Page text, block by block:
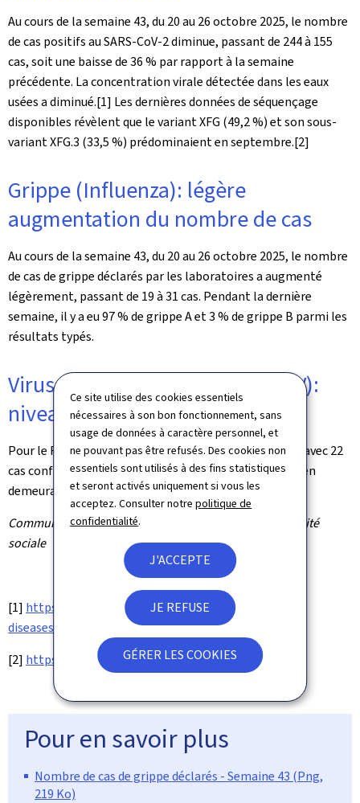
Ce site utilise des cookies essentiels
nécessaires à son bon fonctionnement, sans
usage de données à caractère personnel, et
ne pouvant pas être refusés. Des cookies non
essentiels sont utilisés à des fins statistiques
et seront activés uniquement si vous les
acceptez. Consulter notrepolitique de
confidentialité.
J'ACCEPTE
JE REFUSE
GÉRER LES COOKIES
Au cours de la semaine 43, du 20 au 26 octobre 2025, le nombre
de cas positifs au SARS-CoV-2 diminue, passant de 244 à 155
cas, soit une baisse de 36 % par rapport à la semaine
précédente. La concentration virale détectée dans les eaux
usées a diminué.[1] Les dernières données de séquençage
disponibles révèlent que le variant XFG (49,2 %) et son sous-
variant XFG.3 (33,5 %) prédominaient en septembre.[2]
Grippe (Influenza): légère
augmentation du nombre de cas
Au cours de la semaine 43, du 20 au 26 octobre 2025, le nombre
de cas de grippe déclarés par les laboratoires a augmenté
légèrement, passant de 19 à 31 cas. Pendant la dernière
semaine, il y a eu 97 % de grippe A et 3 % de grippe B parmi les
résultats typés.
Virus respiratoire syncytial (RSV):
niveau bas du nombre de cas
Pour le RSV, une légère augmentation a été observée, avec 22
cas confirmés, contre 10 la semaine précédente, tout en
demeurant à un niveau bas.
Communiqué par le ministère de la Santé et de la Sécurité
sociale
[1] https://www.microbs.lu/dashboards/respiratory-
diseases/sars-cov-2
[2] https://lns.lu/publications/
Pour en savoir plus
Nombre de cas de grippe déclarés - Semaine 43 (Png,
219 Ko)